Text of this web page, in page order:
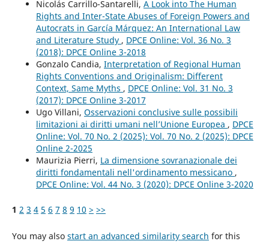
Nicolás Carrillo-Santarelli, A Look into The Human
Rights and Inter-State Abuses of Foreign Powers and
Autocrats in García Márquez: An International Law
and Literature Study , DPCE Online: Vol. 36 No. 3
(2018): DPCE Online 3-2018
Gonzalo Candia, Interpretation of Regional Human
Rights Conventions and Originalism: Different
Context, Same Myths , DPCE Online: Vol. 31 No. 3
(2017): DPCE Online 3-2017
Ugo Villani, Osservazioni conclusive sulle possibili
limitazioni ai diritti umani nell’Unione Europea , DPCE
Online: Vol. 70 No. 2 (2025): Vol. 70 No. 2 (2025): DPCE
Online 2-2025
Maurizia Pierri, La dimensione sovranazionale dei
diritti fondamentali nell'ordinamento messicano ,
DPCE Online: Vol. 44 No. 3 (2020): DPCE Online 3-2020
1 2 3 4 5 6 7 8 9 10 > >>
You may also start an advanced similarity search for this